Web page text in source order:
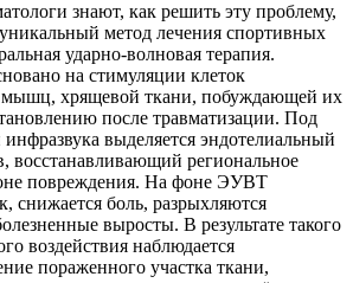
знают, как решить эту проблему,
метод лечения спортивных
ударно-волновая терапия.
на стимуляции клеток
хрящевой ткани, побуждающей их
после травматизации. Под
выделяется эндотелиальный
восстанавливающий региональное
повреждения. На фоне ЭУВТ
снижается боль, разрыхляются
выросты. В результате такого
воздействия наблюдается
пораженного участка ткани,